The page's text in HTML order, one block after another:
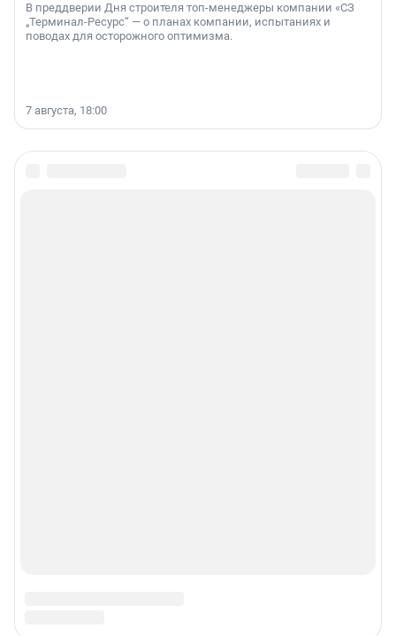
В преддверии Дня строителя топ-менеджеры компании «СЗ
„Терминал-Ресурс“ — о планах компании, испытаниях и
поводах для осторожного оптимизма.
7 августа, 18:00